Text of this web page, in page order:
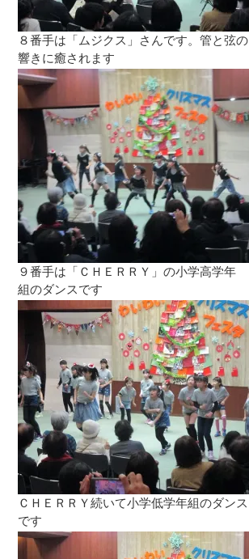
８番手は「ムジクス」さんです。管と弦の
響きに癒されます
９番手は「ＣＨＥＲＲＹ」の小学高学年
組のダンスです
ＣＨＥＲＲＹ続いて小学低学年組のダンス
です